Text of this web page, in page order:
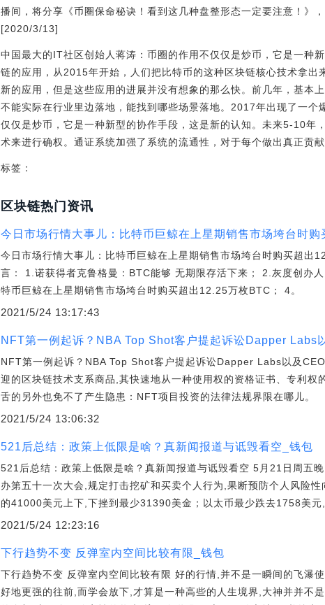
播间，将分享《币圈保命秘诀！看到这几种盘整形态一定要注意！》
[2020/3/13]
中国最大的IT社区创始人蒋涛：币圈的作用不仅仅是炒币，它是一种
链的应用，从2015年开始，人们把比特币的这种区块链核心技术拿
新的应用，但是这些应用的进展并没有想象的那么快。前几年，基本
不能实际在行业里边落地，能找到哪些场景落地。2017年出现了一
仅仅是炒币，它是一种新型的协作手段，这是新的认知。未来5-10年
术来进行确权。通证系统加强了系统的流通性，对于每个做出真正贡
标签：
区块链热门资讯
今日市场行情大事儿：比特币巨鲸在上星期销售市场垮台时
今日市场行情大事儿：比特币巨鲸在上星期销售市场垮台时购买超出
言： 1.诺获得者克鲁格曼：BTC能够 无期限存活下来； 2.灰度创办
特币巨鲸在上星期销售市场垮台时购买超出12.25万枚BTC； 4。
2021/5/24 13:17:43
NFT第一例起诉？NBA Top Shot客户提起诉讼Dapper Labs
NFT第一例起诉？NBA Top Shot客户提起诉讼Dapper Labs以及
迎的区块链技术支系商品,其快速地从一种使用权的资格证书、专利
舌的另外也免不了产生隐患：NFT项目投资的法律法规界限在哪儿。
2021/5/24 13:06:32
521后总结：政策上低限是啥？真新闻报道与诋毁看空_钱包
521后总结：政策上低限是啥？真新闻报道与诋毁看空 5月21日周五
办第五十一次大会,规定打击挖矿和买卖个人行为,果断预防个人风险
的41000美元上下,下挫到最少31390美金；以太币最少跌去1758美元,
2021/5/24 12:23:16
下行趋势不变 反弹室内空间比较有限_钱包
下行趋势不变 反弹室内空间比较有限 好的行情,并不是一瞬间的飞瀑
好地更强的往前,而学会放下,才算是一种高些的人生境界,大神并并不